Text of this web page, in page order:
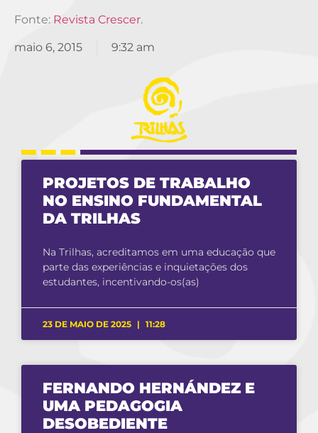
Fonte: Revista Crescer.
maio 6, 2015 9:32 am
PROJETOS DE TRABALHO
NO ENSINO FUNDAMENTAL
DA TRILHAS
Na Trilhas, acreditamos em uma educação que
parte das experiências e inquietações dos
estudantes, incentivando-os(as)
23 DE MAIO DE 2025 11:28
FERNANDO HERNÁNDEZ E
UMA PEDAGOGIA
DESOBEDIENTE